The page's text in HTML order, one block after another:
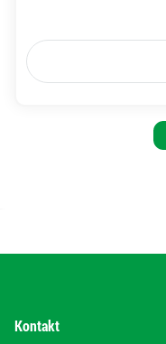
Kontakt